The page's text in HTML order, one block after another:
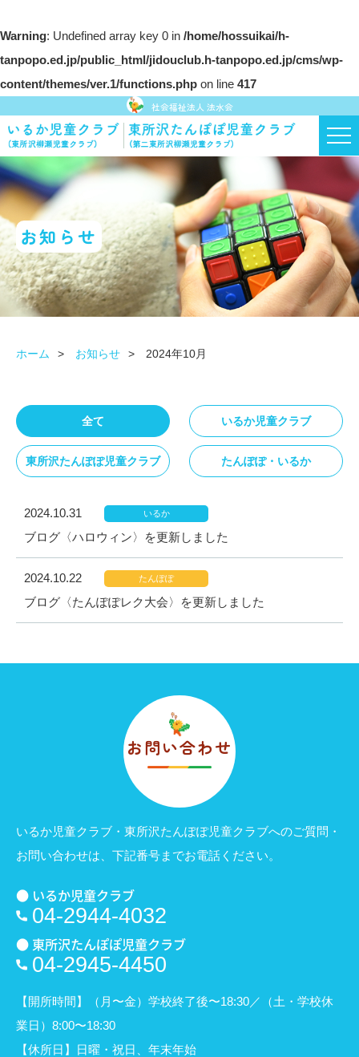
Warning: Undefined array key 0 in /home/hossuikai/h-
tanpopo.ed.jp/public_html/jidouclub.h-tanpopo.ed.jp/cms/wp-
content/themes/ver.1/functions.php on line 417
社会福祉法人 法水会
お知らせ
ホーム お知らせ 2024年10月
全て いるか児童クラブ
東所沢たんぽぽ児童クラブ たんぽぽ・いるか
2024.10.31 いるか
ブログ〈ハロウィン〉を更新しました
2024.10.22 たんぽぽ
ブログ〈たんぽぽレク大会〉を更新しました
お問い合わせ
いるか児童クラブ・東所沢たんぽぽ児童クラブへのご質問・
お問い合わせは、 下記番号までお電話ください。
● いるか児童クラブ
04-2944-4032
● 東所沢たんぽぽ児童クラブ
04-2945-4450
【開所時間】（月〜金）学校終了後〜18:30／（土・学校休
業日）8:00〜18:30
【休所日】日曜・祝日、年末年始